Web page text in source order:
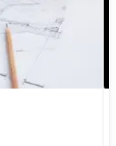
钢管扣件